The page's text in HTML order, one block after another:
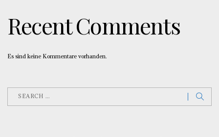
Recent Comments
Es sind keine Kommentare vorhanden.